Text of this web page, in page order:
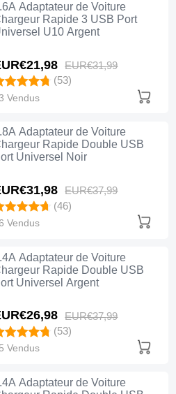
Adaptateur de Voiture
Rapide 3 USB Port
U10 Argent
98 EUR€31,99
(53)
Vendus
Adaptateur de Voiture
Rapide Double USB
Universel Noir
98 EUR€37,99
(46)
Vendus
Adaptateur de Voiture
Rapide Double USB
Universel Argent
98 EUR€37,99
(53)
Vendus
Adaptateur de Voiture